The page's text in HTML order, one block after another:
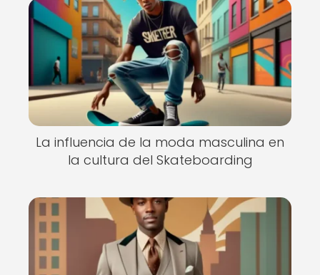
La influencia de la moda masculina en
la cultura del Skateboarding